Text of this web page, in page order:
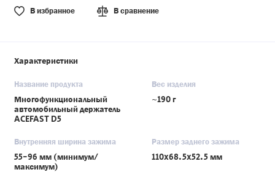
В избранное В сравнение
Характеристики
Название продукта
Многофункциональный
автомобильный держатель
ACEFAST D5
Вес изделия
~190 г
Внутренняя ширина зажима
55-96 мм (минимум/
максимум)
Размер заднего зажима
110x68.5x52.5 мм